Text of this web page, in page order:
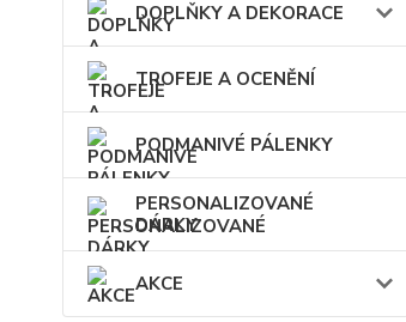
DOPLŇKY A DEKORACE
TROFEJE A OCENĚNÍ
PODMANIVÉ PÁLENKY
PERSONALIZOVANÉ
DÁRKY
AKCE